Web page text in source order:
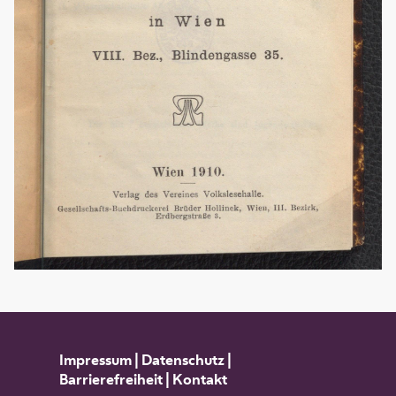
Impressum| Datenschutz|
Barrierefreiheit| Kontakt